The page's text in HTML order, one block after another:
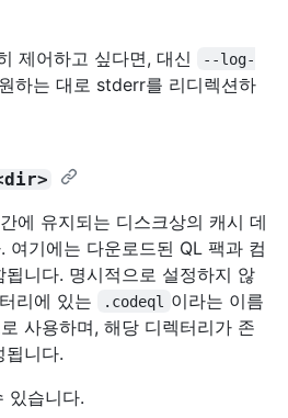
제어하고 싶다면, 대신
--log-
하는 대로 stderr를 리디렉션하
에 유지되는 디스크상의 캐시 데
여기에는 다운로드된 QL 팩과 컴
니다. 명시적으로 설정하지 않
리에 있는
.codeql
이라는 이름
사용하며, 해당 디렉터리가 존
됩니다.
있습니다.